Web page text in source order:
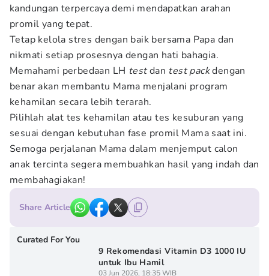
kandungan terpercaya demi mendapatkan arahan
promil yang tepat.
Tetap kelola stres dengan baik bersama Papa dan
nikmati setiap prosesnya dengan hati bahagia.
Memahami perbedaan LH testdan test packdengan
benar akan membantu Mama menjalani program
kehamilan secara lebih terarah.
Pilihlah alat tes kehamilan atau tes kesuburan yang
sesuai dengan kebutuhan fase promil Mama saat ini.
Semoga perjalanan Mama dalam menjemput calon
anak tercinta segera membuahkan hasil yang indah dan
membahagiakan!
Share Article
Curated For You
9 Rekomendasi Vitamin D3 1000 IU
untuk Ibu Hamil
03 Jun 2026, 18:35 WIB